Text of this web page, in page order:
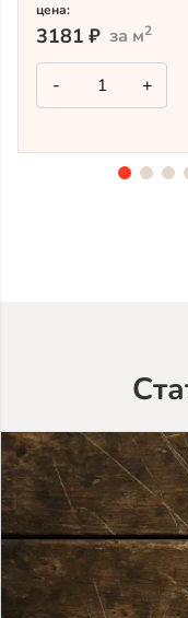
цена:
3181 ₽ за м2
-
Количество
товара
Крашеный
лиственницы
+